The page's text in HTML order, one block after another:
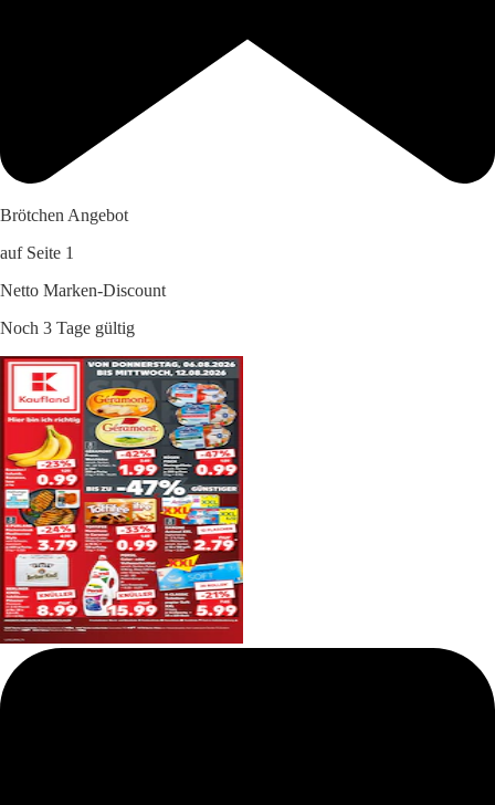
Brötchen Angebot
auf Seite 1
Netto Marken-Discount
Noch 3 Tage gültig